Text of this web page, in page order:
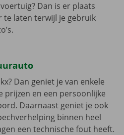
Dan is er plaats
te laten terwijl je gebruik
Dan geniet je van enkele
prijzen en een persoonlijke
Daarnaast geniet je ook
binnen heel
een technische fout heeft.